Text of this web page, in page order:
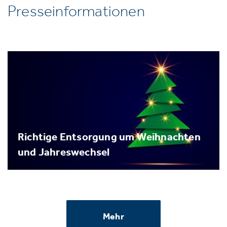
Presseinformationen
Richtige Entsorgung um Weihnachten
und Jahreswechsel
Mehr